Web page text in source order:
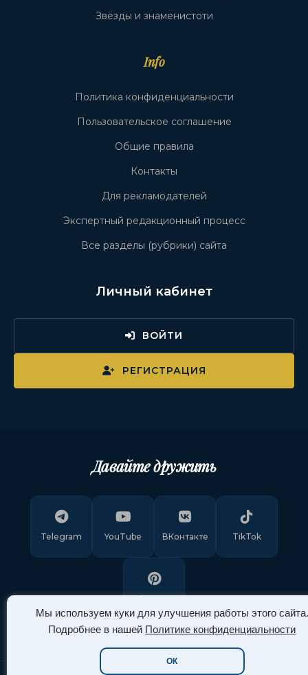
Мы используем куки для улучшения работы этого сайта.
Подробнее в нашей Политике конфиденциальности
ОК
Звёзды и знаменистоти
Info
Политика конфиденциальности
Пользовательское соглашение
Общие правила
Контакты
Для рекламодателей
Экспертный редакционный процесс
Все разделы (рубрики) сайта
Личный кабинет
ВОЙТИ
РЕГИСТРАЦИЯ
Давайте дружить
Telegram YouTube ВКонтакте TikTok
Pinterest